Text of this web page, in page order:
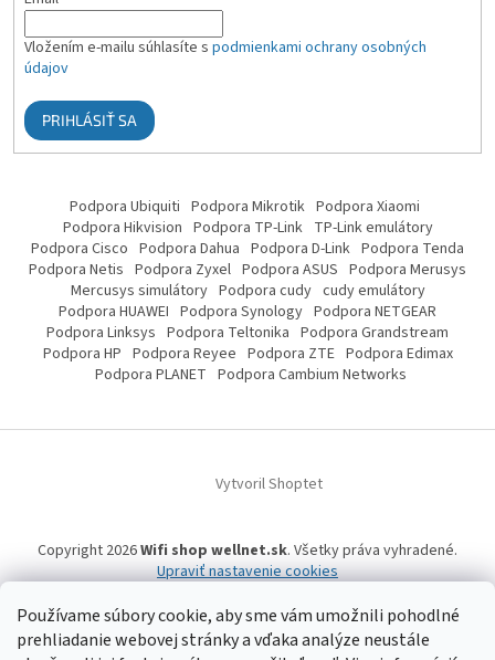
Používame súbory cookie, aby sme vám umožnili pohodlné
prehliadanie webovej stránky a vďaka analýze neustále
Vložením e-mailu súhlasíte s podmienkami ochrany osobných
údajov
PRIHLÁSIŤ SA
Podpora Ubiquiti Podpora Mikrotik Podpora Xiaomi
Podpora Hikvision Podpora TP-Link TP-Link emulátory
Podpora Cisco Podpora Dahua Podpora D-Link Podpora Tenda
Podpora Netis Podpora Zyxel Podpora ASUS Podpora Merusys
Mercusys simulátory Podpora cudy cudy emulátory
Podpora HUAWEI Podpora Synology Podpora NETGEAR
Podpora Linksys Podpora Teltonika Podpora Grandstream
Podpora HP Podpora Reyee Podpora ZTE Podpora Edimax
Podpora PLANET Podpora Cambium Networks
Vytvoril Shoptet
Copyright 2026Wifi shop wellnet.sk. Všetky práva vyhradené.
Upraviť nastavenie cookies
Wifi shop wellnet.sk prevádzkuje spoločnosť WELLNET, s.r.o.,IČO: 36484610,